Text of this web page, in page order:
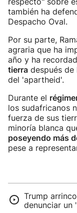
también ha
Despacho Oval.
Por su parte,
agraria que ha
año y ha
tierra después de
del 'apartheid'.
Durante el
los sudafricanos
fuerza de sus
minoría blanca
poseyendo más
pese a
Trump
denunciar